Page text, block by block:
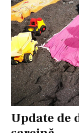
Update de